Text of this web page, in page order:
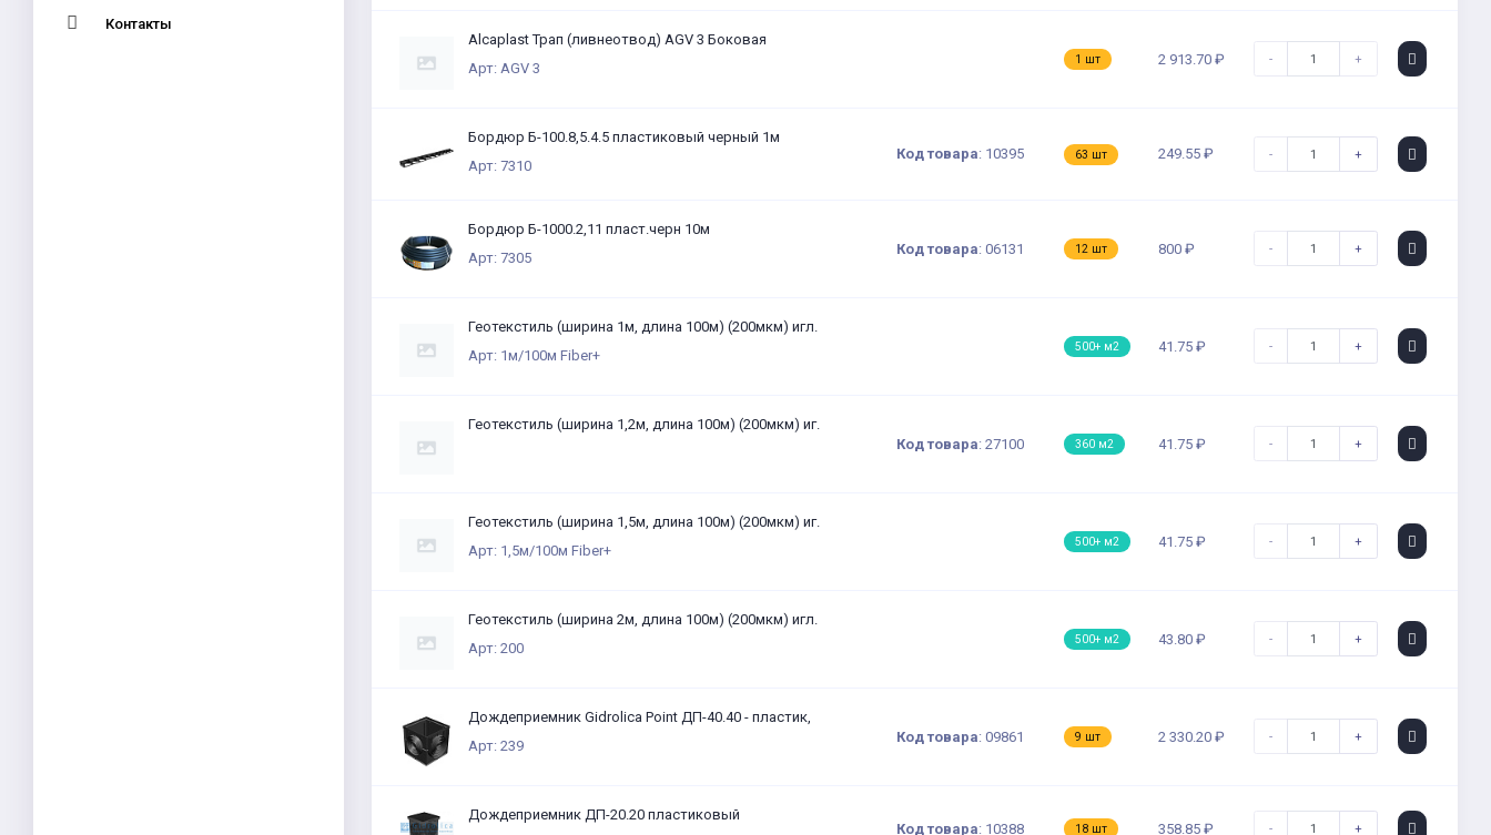
Контакты
Alcaplast Трап (ливнеотвод) AGV 3 Боковая
Арт: AGV 3
1 шт 2 913.70 ₽ - +
Бордюр Б-100.8,5.4.5 пластиковый черный 1м
Арт: 7310
Код товара: 10395 63 шт 249.55 ₽ - +
Бордюр Б-1000.2,11 пласт.черн 10м
Арт: 7305
Код товара: 06131 12 шт 800 ₽ - +
Геотекстиль (ширина 1м, длина 100м) (200мкм) игл.
Арт: 1м/100м Fiber+
500+ м2 41.75 ₽ - +
Геотекстиль (ширина 1,2м, длина 100м) (200мкм) иг.
Код товара: 27100 360 м2 41.75 ₽ - +
Геотекстиль (ширина 1,5м, длина 100м) (200мкм) иг.
Арт: 1,5м/100м Fiber+
500+ м2 41.75 ₽ - +
Геотекстиль (ширина 2м, длина 100м) (200мкм) игл.
Арт: 200
500+ м2 43.80 ₽ - +
Дождеприемник Gidrolica Point ДП-40.40 - пластик,
Арт: 239
Код товара: 09861 9 шт 2 330.20 ₽ - +
Дождеприемник ДП-20.20 пластиковый
Код товара: 10388 18 шт 358.85 ₽ - +